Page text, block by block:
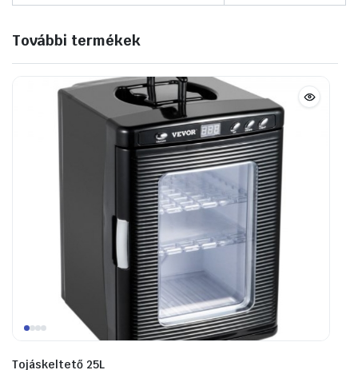
További termékek
Tojáskeltető 25L